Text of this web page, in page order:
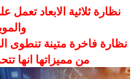
نظارة ثلاثية الابعاد تعمل
نظارة فاخرة متينة تنطوى
من مميزاتها انها